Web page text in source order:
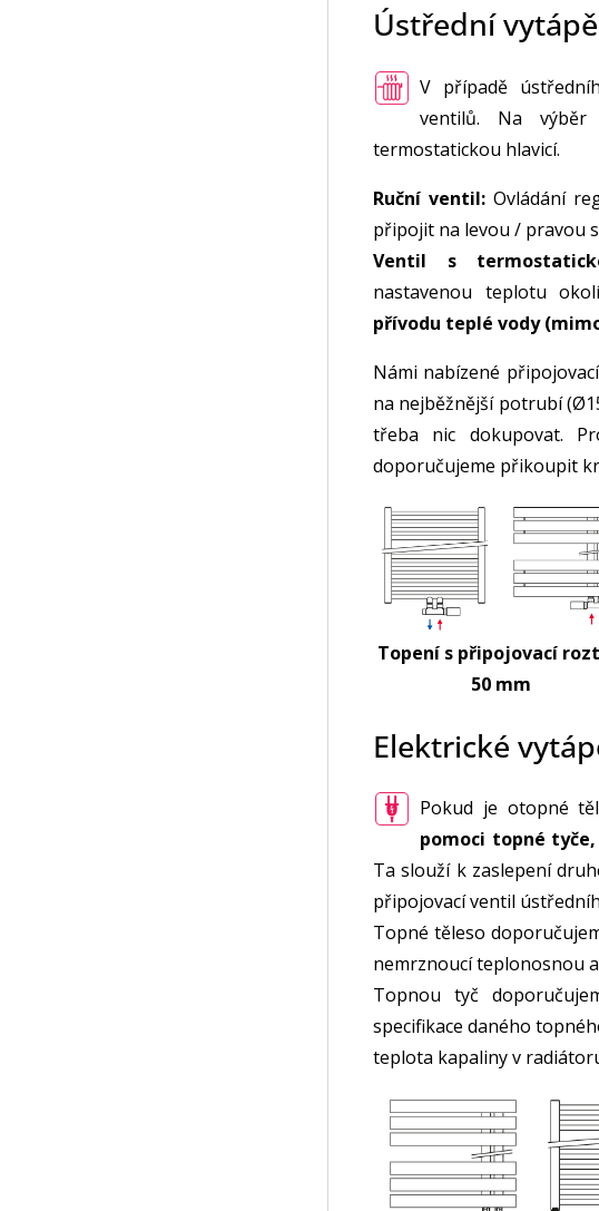
Ústřední
V případě
ventilů. Na
termostatickou hlavicí.
Ruční ventil: Ovládání
připojit na levou / pravou
Ventil s
nastavenou teplotu
přívodu teplé vody
Námi nabízené
na nejběžnější potrubí
třeba nic dokupovat.
doporučujeme přikoupit
Topení s připojovací
50 mm
Elektrické
Pokud je otopné
pomoci topné
Ta slouží k zaslepení
připojovací ventil
Topné těleso
nemrznoucí teplonosnou
Topnou tyč
specifikace daného
teplota kapaliny v